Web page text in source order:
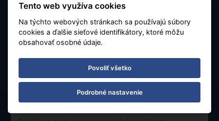
Číslo účtu:SK8911110000001376238003
Obchodujeme s aktuálnym kurzom 1 zł = 0.23 €
Tento web využíva cookies
Na týchto webových stránkach sa používajú súbory
cookies a ďalšie sieťové identifikátory, ktoré môžu
obsahovať osobné údaje.
Povoliť všetko
Podrobné nastavenie